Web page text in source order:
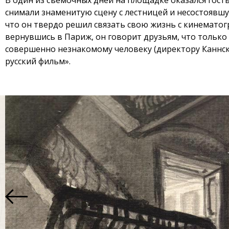
снимали знаменитую сцену с лестницей и
что он твердо решил связать свою жизнь с
вернувшись в Париж, он говорит друзьям, что
совершенно незнакомому человеку (директору
русский фильм».